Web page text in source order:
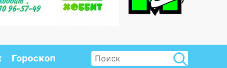
Гороскоп